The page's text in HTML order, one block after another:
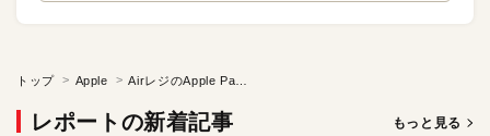
トップ Apple
レポートの新着記事 もっと見る